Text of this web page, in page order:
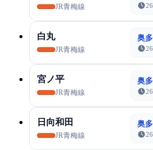
JR青梅線
白丸
JR青梅線
奥
宮ノ平
JR青梅線
奥
日向和田
JR青梅線
奥